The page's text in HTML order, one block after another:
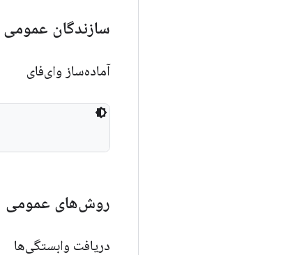
سازندگان عمومی
آماده‌ساز وای‌فای
روش‌های عمومی
دریافت وابستگی‌ها